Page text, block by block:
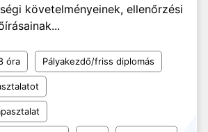
követelményeinek, ellenőrzési
óra Pályakezdő/friss diplomás